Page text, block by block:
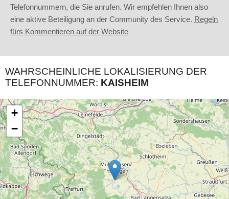
Telefonnummern, die Sie anrufen. Wir empfehlen Ihnen also
eine aktive Beteiligung an der Community des Service. Regeln
fürs Kommentieren auf der Website
WAHRSCHEINLICHE LOKALISIERUNG DER
TELEFONNUMMER: KAISHEIM